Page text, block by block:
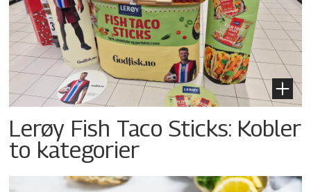
Lerøy Fish Taco Sticks: Kobler
to kategorier